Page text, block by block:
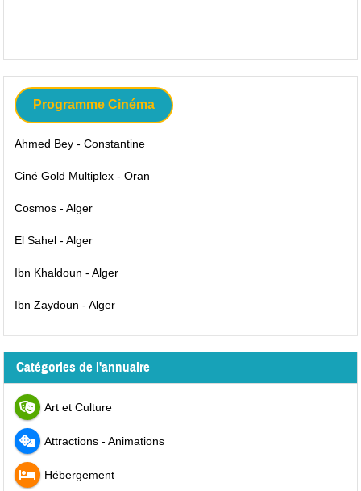
Programme Cinéma
Ahmed Bey - Constantine
Ciné Gold Multiplex - Oran
Cosmos - Alger
El Sahel - Alger
Ibn Khaldoun - Alger
Ibn Zaydoun - Alger
Catégories de l'annuaire
Art et Culture
Attractions - Animations
Hébergement